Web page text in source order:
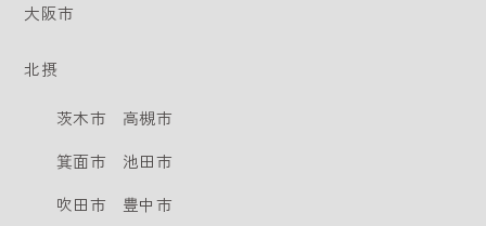
大阪市
北摂
茨木市
高槻市
箕面市
池田市
吹田市
豊中市